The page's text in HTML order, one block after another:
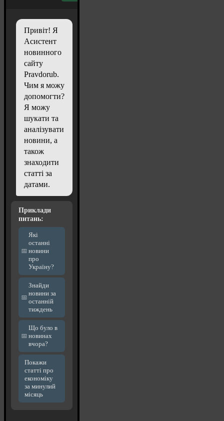
Привіт! Я
Асистент
новинного
сайту
Pravdorub.
Чим я можу
допомогти?
Я можу
шукати та
аналізувати
новини, а
також
знаходити
статті за
датами.
Приклади
питань:
Які
останні
новини
про
Україну?
Знайди
новини за
останній
тиждень
Що було в
новинах
вчора?
Покажи
статті про
економіку
за минулий
місяць